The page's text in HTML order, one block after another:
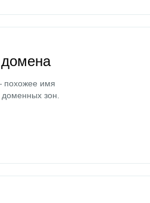
домена
похожее имя
зон.